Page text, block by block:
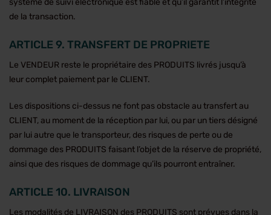
système de suivi électronique est fiable et qu’il garantit l’intégrité
de la transaction.
ARTICLE 9. TRANSFERT DE PROPRIETE
Le VENDEUR reste le propriétaire des PRODUITS livrés jusqu’à
leur complet paiement par le CLIENT.
Les dispositions ci-dessus ne font pas obstacle au transfert au
CLIENT, au moment de la réception par lui, ou par un tiers désigné
par lui autre que le transporteur, des risques de perte ou de
dommage des PRODUITS faisant l’objet de la réserve de propriété,
ainsi que des risques de dommage qu’ils pourront entraîner.
ARTICLE 10. LIVRAISON
Les modalités de LIVRAISON des PRODUITS sont prévues dans la